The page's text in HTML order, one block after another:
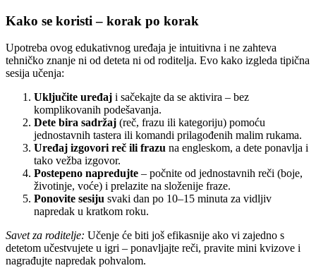
Kako se koristi – korak po korak
Upotreba ovog edukativnog uređaja je intuitivna i ne zahteva
tehničko znanje ni od deteta ni od roditelja. Evo kako izgleda tipična
sesija učenja:
Uključite uređaj i sačekajte da se aktivira – bez
komplikovanih podešavanja.
Dete bira sadržaj (reč, frazu ili kategoriju) pomoću
jednostavnih tastera ili komandi prilagođenih malim rukama.
Uređaj izgovori reč ili frazu na engleskom, a dete ponavlja i
tako vežba izgovor.
Postepeno napredujte – počnite od jednostavnih reči (boje,
životinje, voće) i prelazite na složenije fraze.
Ponovite sesiju svaki dan po 10–15 minuta za vidljiv
napredak u kratkom roku.
Savet za roditelje: Učenje će biti još efikasnije ako vi zajedno s
detetom učestvujete u igri – ponavljajte reči, pravite mini kvizove i
nagrađujte napredak pohvalom.